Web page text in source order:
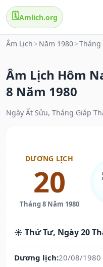
🗓️Amlich.org
Âm Lịch > Năm 1980>Tháng
Âm Lịch Hôm
8 Năm 1980
Ngày Ất Sửu, Tháng Giáp
DƯƠNG LỊCH
20
Tháng 8 Năm 1980
☀️ Thứ Tư, Ngày 20
Dương lịch:20/08/1980